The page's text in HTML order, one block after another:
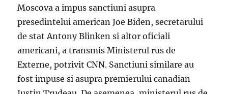
Moscova a impus sanctiuni asupra
presedintelui american Joe Biden, secretarului
de stat Antony Blinken si altor oficiali
americani, a transmis Ministerul rus de
Externe, potrivit CNN. Sanctiuni similare au
fost impuse si asupra premierului canadian